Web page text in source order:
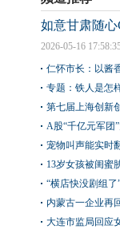
如意甘肃随心
2026-05-16
仁怀市长：以酱
专题：铁人是怎
第七届上海创新
A股“千亿元军团
宠物叫声能实时
13岁女孩被闺蜜
“横店快没剧组
内蒙古一企业再
大连市监局回应